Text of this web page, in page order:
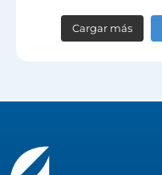
Cargar más